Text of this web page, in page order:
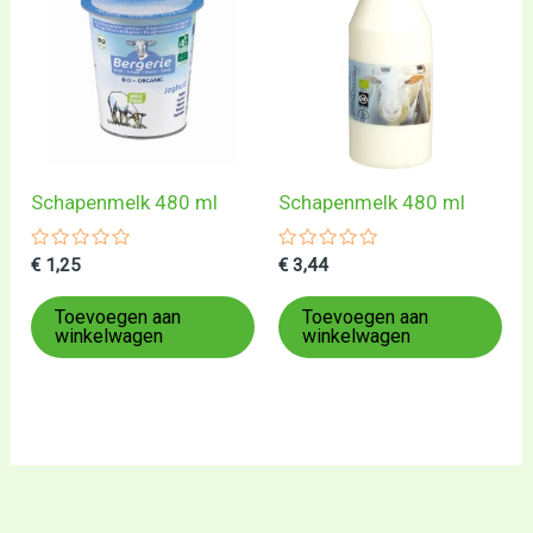
Schapenmelk 480 ml
Gewaardeerd
uit
5
€ 1,25
Toevoegen aan
winkelwagen
Schapenmelk 480 ml
Gewaardeerd
uit
5
€ 3,44
Toevoegen aan
winkelwagen